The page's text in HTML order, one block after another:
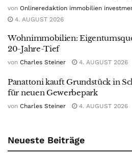
von Onlineredaktion immobilien
4. AUGUST 2026
Wohnimmobilien:
20-Jahre-Tief
von Charles Steiner 4. AUGUST 2026
Panattoni kauft Grundstück in
für neuen Gewerbepark
von Charles Steiner 4. AUGUST 2026
Neueste Beiträge